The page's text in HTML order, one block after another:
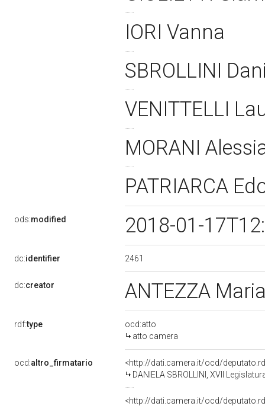
IORI Vanna
SBROLLINI
VENITTELLI
MORANI
PATRIARCA
ods:modified 2018-01-
dc:identifier 2461
dc:creator ANTEZZA
rdf:type
ocd:atto
atto camera
ocd:altro_firmatario
<http://dati.camera.it/ocd/
DANIELA SBROLLINI, XVII
<http://dati.camera.it/ocd/